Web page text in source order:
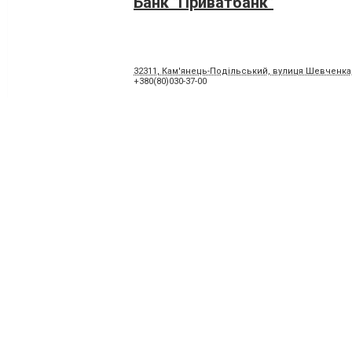
32311, Кам'янець-Подільський, вулиця
+380(80)030-37-00